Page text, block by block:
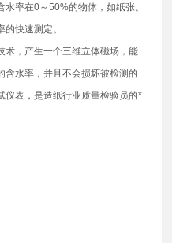
率在0～50%的物体，如纸张、
的快速测定。
术，产生一个三维立体磁场，能
含水率，并且不会损坏被检测的
仪表，是造纸行业质量检验员的*